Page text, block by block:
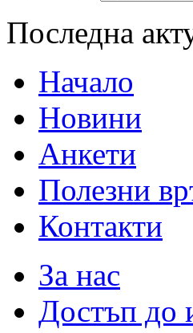
Последна
Начало
Новини
Анкети
Полезни
Контакти
За нас
Достъп до